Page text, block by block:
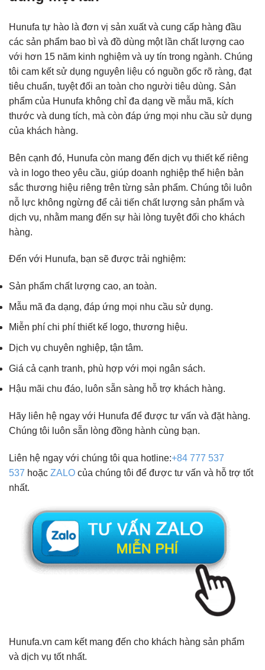
Hunufa tự hào là đơn vị sản xuất và cung cấp hàng đầu
các sản phẩm bao bì và đồ dùng một lần chất lượng cao
với hơn 15 năm kinh nghiệm và uy tín trong ngành. Chúng
tôi cam kết sử dụng nguyên liệu có nguồn gốc rõ ràng, đạt
tiêu chuẩn, tuyệt đối an toàn cho người tiêu dùng. Sản
phẩm của Hunufa không chỉ đa dạng về mẫu mã, kích
thước và dung tích, mà còn đáp ứng mọi nhu cầu sử dụng
của khách hàng.
Bên cạnh đó, Hunufa còn mang đến dịch vụ thiết kế riêng
và in logo theo yêu cầu, giúp doanh nghiệp thể hiện bản
sắc thương hiệu riêng trên từng sản phẩm. Chúng tôi luôn
nỗ lực không ngừng để cải tiến chất lượng sản phẩm và
dịch vụ, nhằm mang đến sự hài lòng tuyệt đối cho khách
hàng.
Đến với Hunufa, bạn sẽ được trải nghiệm:
Sản phẩm chất lượng cao, an toàn.
Mẫu mã đa dạng, đáp ứng mọi nhu cầu sử dụng.
Miễn phí chi phí thiết kế logo, thương hiệu.
Dịch vụ chuyên nghiệp, tận tâm.
Giá cả cạnh tranh, phù hợp với mọi ngân sách.
Hậu mãi chu đáo, luôn sẵn sàng hỗ trợ khách hàng.
Hãy liên hệ ngay với Hunufa để được tư vấn và đặt hàng.
Chúng tôi luôn sẵn lòng đồng hành cùng bạn.
Liên hệ ngay với chúng tôi qua hotline:+84 777 537
537 hoặc ZALO của chúng tôi để được tư vấn và hỗ trợ tốt
nhất.
Hunufa.vn cam kết mang đến cho khách hàng sản phẩm
và dịch vụ tốt nhất.